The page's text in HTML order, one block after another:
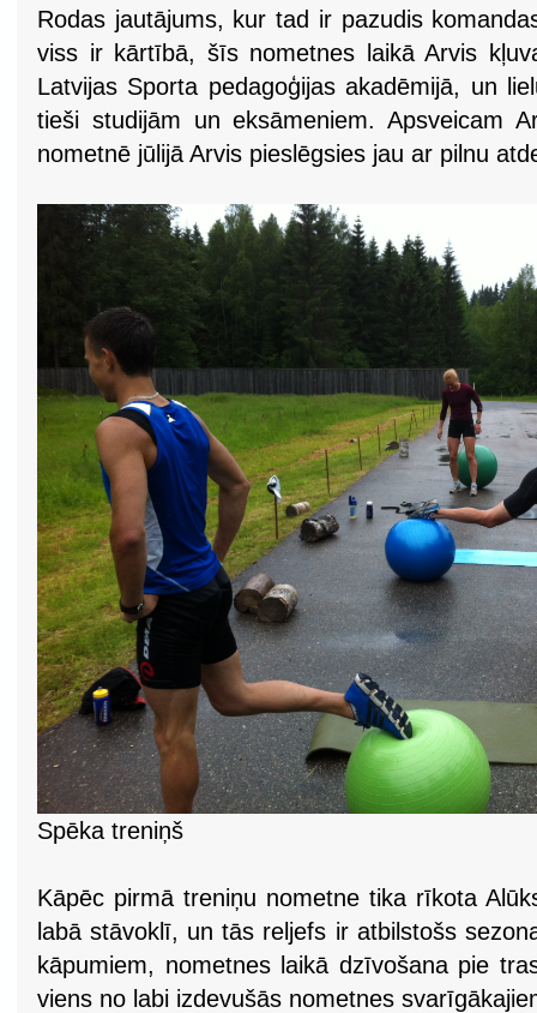
Rodas jautājums, kur tad ir pazudis
viss ir kārtībā, šīs nometnes laikā Arvis
Latvijas Sporta pedagoģijas akadēmijā, un
tieši studijām un eksāmeniem. Apsveicam
nometnē jūlijā Arvis pieslēgsies jau ar pilnu
Spēka treniņš
Kāpēc pirmā treniņu nometne tika rīkota
labā stāvoklī, un tās reljefs ir atbilstošs
kāpumiem, nometnes laikā dzīvošana pie
viens no labi izdevušās nometnes